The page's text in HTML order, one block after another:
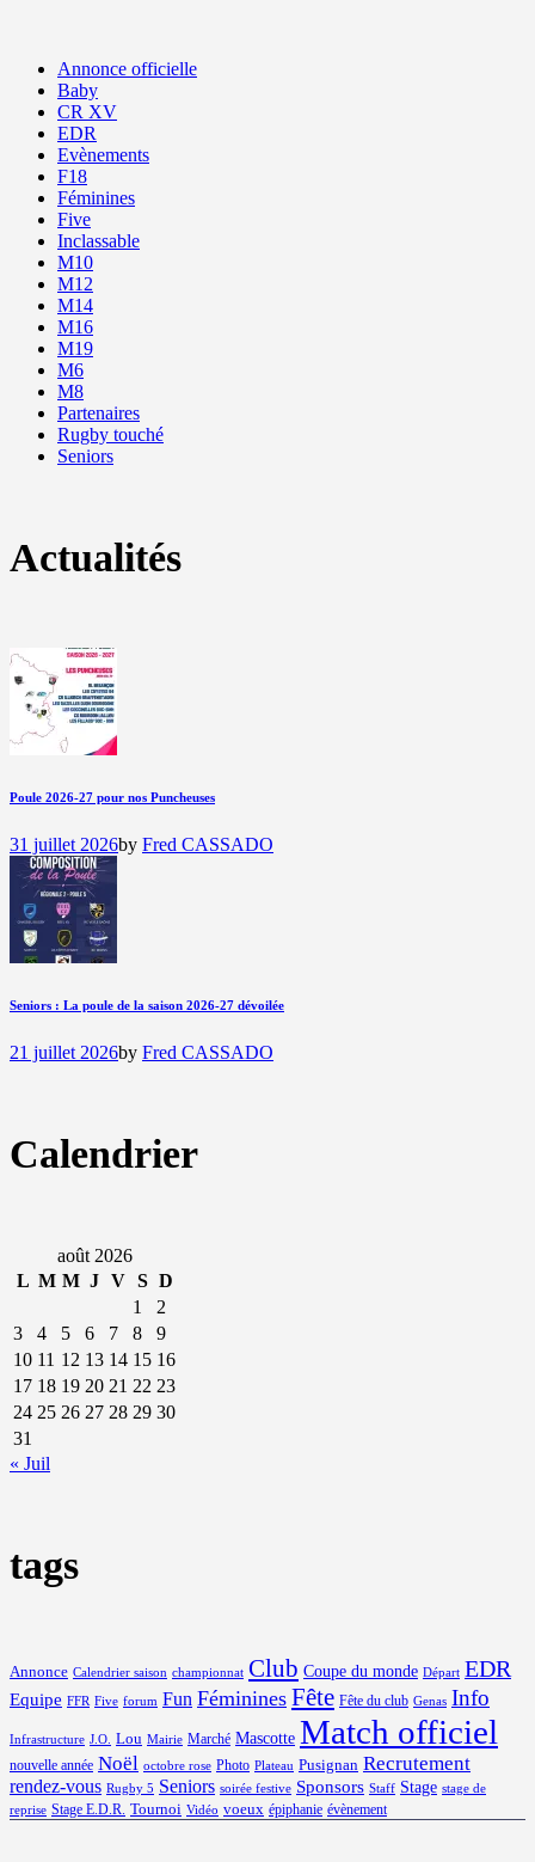
Annonce officielle
Baby
CR XV
EDR
Evènements
F18
Féminines
Five
Inclassable
M10
M12
M14
M16
M19
M6
M8
Partenaires
Rugby touché
Seniors
Actualités
Poule 2026-27 pour nos Puncheuses
31 juillet 2026by Fred CASSADO
Seniors : La poule de la saison 2026-27 dévoilée
21 juillet 2026by Fred CASSADO
Calendrier
août 2026
L M M J V S D
1
2
3
4 5 6 7 8
9
10 11 12 13 14 15 16
17 18 19 20 21 22 23
24 25 26 27 28 29 30
31
« Juil
tags
Annonce Calendrier saison championnat Club Coupe du monde Départ EDR
Equipe FFR Five forum Fun Féminines Fête Fête du club Genas Info
Infrastructure J.O. Lou Mairie Marché Mascotte Match officiel
nouvelle année Noël octobre rose Photo Plateau Pusignan Recrutement
rendez-vous Rugby 5 Seniors soirée festive Sponsors Staff Stage stage de
reprise Stage E.D.R. Tournoi Vidéo voeux épiphanie évènement